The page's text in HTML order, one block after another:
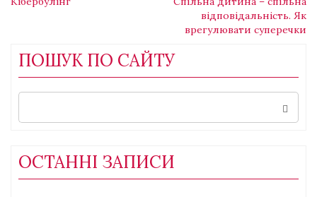
Навігація
записів
відповідальність. Як
врегулювати суперечки
ПОШУК ПО САЙТУ
Search
ОСТАННІ ЗАПИСИ